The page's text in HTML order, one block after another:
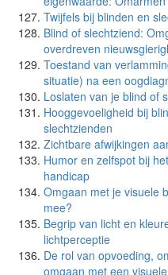
Twijfels bij blinden en
Blind of slechtziend:
overdreven
Toestand van
situatie) na een
Loslaten van je blind of
Hooggevoeligheid bij
slechtzienden
Zichtbare afwijkingen
Humor en zelfspot bij
handicap
Omgaan met je visuele
mee?
Begrip van licht en
lichtperceptie
De rol van opvoeding,
omgaan met een